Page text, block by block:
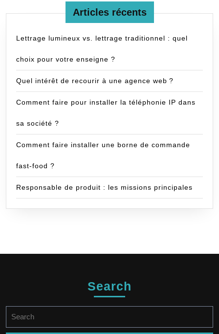
Articles récents
Lettrage lumineux vs. lettrage traditionnel : quel
choix pour votre enseigne ?
Quel intérêt de recourir à une agence web ?
Comment faire pour installer la téléphonie IP dans
sa société ?
Comment faire installer une borne de commande
fast-food ?
Responsable de produit : les missions principales
Search
for: